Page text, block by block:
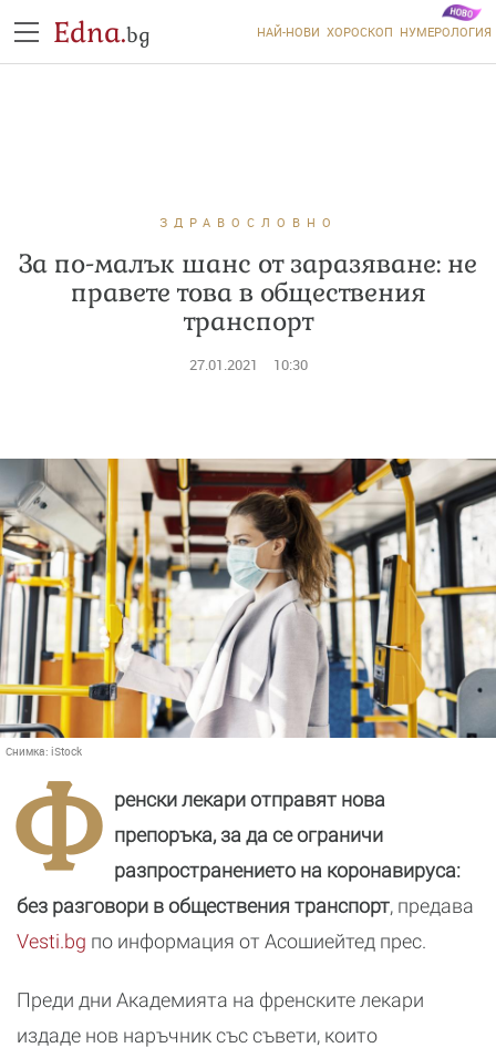
Edna.bg НАЙ-НОВИ ХОРОСКОП НУМЕРОЛОГИЯ
ЗДРАВОСЛОВНО
За по-малък шанс от заразяване: не
правете това в обществения
транспорт
27.01.2021 10:30
Снимка: iStock
Ф
ренски лекари отправят нова
препоръка, за да се ограничи
разпространението на коронавируса:
без разговори в обществения транспорт, предава
Vesti.bg по информация от Асошиейтед прес.
Преди дни Академията на френските лекари
издаде нов наръчник със съвети, които